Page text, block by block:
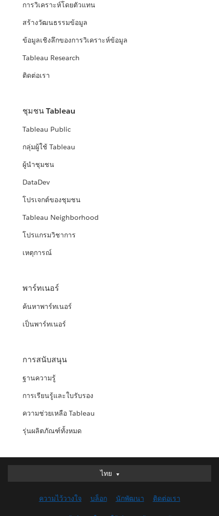
การวิเคราะห์โดยตัวแทน
สร้างวัฒนธรรมข้อมูล
ข้อมูลเชิงลึกของการวิเคราะห์ข้อมูล
Tableau Research
ติดต่อเรา
ชุมชน Tableau
Tableau Public
กลุ่มผู้ใช้ Tableau
ผู้นำชุมชน
DataDev
โปรเจกต์ของชุมชน
Tableau Neighborhood
โปรแกรมวิชาการ
เหตุการณ์
พาร์ทเนอร์
ค้นหาพาร์ทเนอร์
เป็นพาร์ทเนอร์
การสนับสนุน
ฐานความรู้
การเรียนรู้และใบรับรอง
ความช่วยเหลือ Tableau
รุ่นผลิตภัณฑ์ทั้งหมด
ไทย
ไทย
English (UK)
English (US)
ความไว้วางใจ บล็อก นักพัฒนา ติดต่อเรา